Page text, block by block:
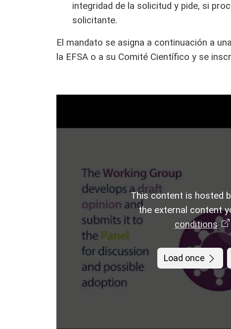
integridad de la solicitud y pide, si
solicitante.
El mandato se asigna a continuación a
la EFSA o a su Comité Científico y se
This content is hosted
the external content
conditions
Load once